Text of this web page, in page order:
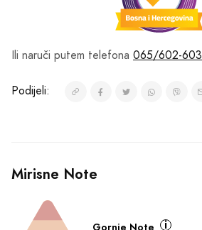
Ili naruči putem telefona 065/602-603
Podijeli:
Mirisne Note